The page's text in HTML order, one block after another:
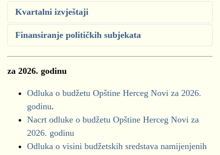
POP, PIR I IZDACI PO POTROŠAČKIM
JEDINICAMA ZA PERIOD 01.01.26.-30.06.26.
(.xls)
POP, PIR I IZDACI PO POTROŠAČKIM
JEDINICAMA ZA PERIOD 01.01.26.-31.03.26.
POP, PIR I IZDACI PO POTROŠAČKIM
JEDINICAMA ZA PERIOD 01.01.25.-31.12.25.
(.xls)
POP, PIR I IZDACI PO POTROŠAČKIM
JEDINICAMA ZA PERIOD 01.01.25.-30.09.25.
Kvartalni izvještaji
Kvartalni izvještaji (01.01.2026.-30.06.2026.)
Obrazac NEO
Kvartalni izvještaji (01.01.2026.-31.03.2026.)
Obrazac NEO
Obrazac BUZ
Finansiranje političkih subjekata
za 2026. godinu
Finansiranje političkih subjekata za 2026. godinu
za period 01.01.2026-30.06.2026. godine
Demokrate
DNP
za 2026. godinu
Odluka o budžetu Opštine Herceg Novi za 2026.
godinu.
Nacrt odluke o budžetu Opštine Herceg Novi za
2026. godinu
Odluka o visini budžetskih sredstava namijenjenih